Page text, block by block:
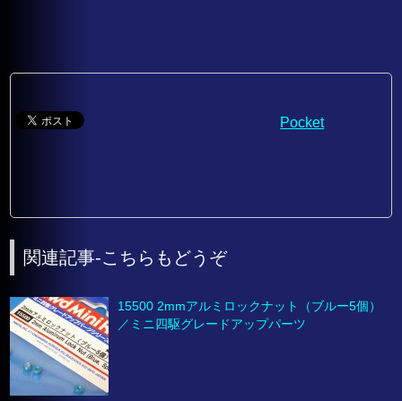
Pocket
関連記事-こちらもどうぞ
15500 2mmアルミロックナット（ブルー5個）
／ミニ四駆グレードアップパーツ